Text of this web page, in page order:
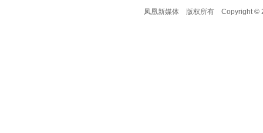
凤凰新媒体
版权所有 Copyright ©